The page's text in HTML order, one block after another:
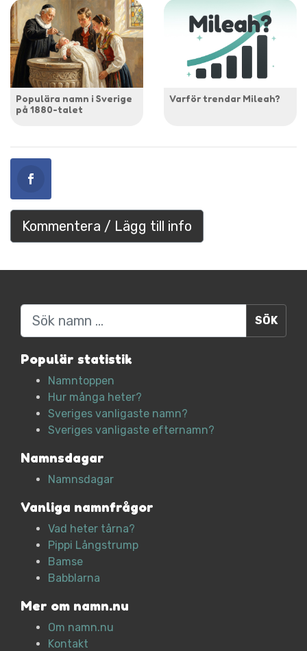
Populära namn i Sverige
på 1880-talet
Varför trendar Mileah?
Kommentera / Lägg till info
Sök
Populär statistik
Namntoppen
Hur många heter?
Sveriges vanligaste namn?
Sveriges vanligaste efternamn?
Namnsdagar
Namnsdagar
Vanliga namnfrågor
Vad heter tårna?
Pippi Långstrump
Bamse
Babblarna
Mer om namn.nu
Om namn.nu
Kontakt